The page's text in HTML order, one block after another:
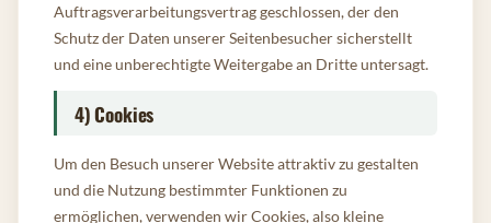
Auftragsverarbeitungsvertrag geschlossen, der den
Schutz der Daten unserer Seitenbesucher sicherstellt
und eine unberechtigte Weitergabe an Dritte untersagt.
4) Cookies
Um den Besuch unserer Website attraktiv zu gestalten
und die Nutzung bestimmter Funktionen zu
ermöglichen, verwenden wir Cookies, also kleine